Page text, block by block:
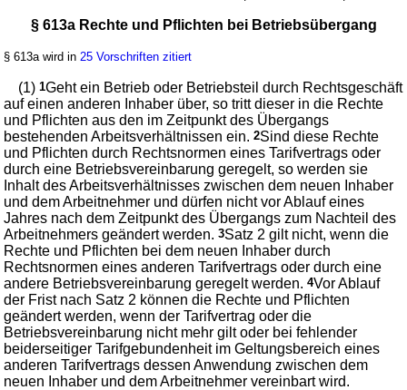
§ 613a Rechte und Pflichten bei Betriebsübergang
§ 613a wird in 25 Vorschriften zitiert
(1)1Geht ein Betrieb oder Betriebsteil durch Rechtsgeschäft
auf einen anderen Inhaber über, so tritt dieser in die Rechte
und Pflichten aus den im Zeitpunkt des Übergangs
bestehenden Arbeitsverhältnissen ein.2Sind diese Rechte
und Pflichten durch Rechtsnormen eines Tarifvertrags oder
durch eine Betriebsvereinbarung geregelt, so werden sie
Inhalt des Arbeitsverhältnisses zwischen dem neuen Inhaber
und dem Arbeitnehmer und dürfen nicht vor Ablauf eines
Jahres nach dem Zeitpunkt des Übergangs zum Nachteil des
Arbeitnehmers geändert werden.3Satz 2 gilt nicht, wenn die
Rechte und Pflichten bei dem neuen Inhaber durch
Rechtsnormen eines anderen Tarifvertrags oder durch eine
andere Betriebsvereinbarung geregelt werden.4Vor Ablauf
der Frist nach Satz 2 können die Rechte und Pflichten
geändert werden, wenn der Tarifvertrag oder die
Betriebsvereinbarung nicht mehr gilt oder bei fehlender
beiderseitiger Tarifgebundenheit im Geltungsbereich eines
anderen Tarifvertrags dessen Anwendung zwischen dem
neuen Inhaber und dem Arbeitnehmer vereinbart wird.